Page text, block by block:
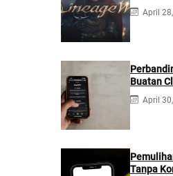
April
Buatan
Lebih
April
Tanpa